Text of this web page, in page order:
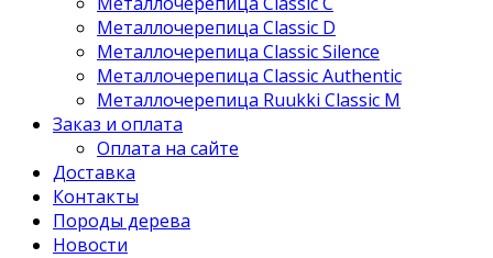
Металлочерепица Classic D
Металлочерепица Classic Silence
Металлочерепица Classic Authentic
Металлочерепица Ruukki Classic M
Заказ и оплата
Оплата на сайте
Доставка
Контакты
Породы дерева
Новости